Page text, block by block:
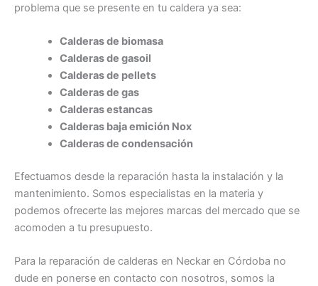
problema que se presente en tu caldera ya sea:
Calderas de biomasa
Calderas de gasoil
Calderas de pellets
Calderas de gas
Calderas estancas
Calderas baja emición Nox
Calderas de condensación
Efectuamos desde la reparación hasta la instalación y la
mantenimiento. Somos especialistas en la materia y
podemos ofrecerte las mejores marcas del mercado que se
acomoden a tu presupuesto.
Para la reparación de calderas en Neckar en Córdoba no
dude en ponerse en contacto con nosotros, somos la